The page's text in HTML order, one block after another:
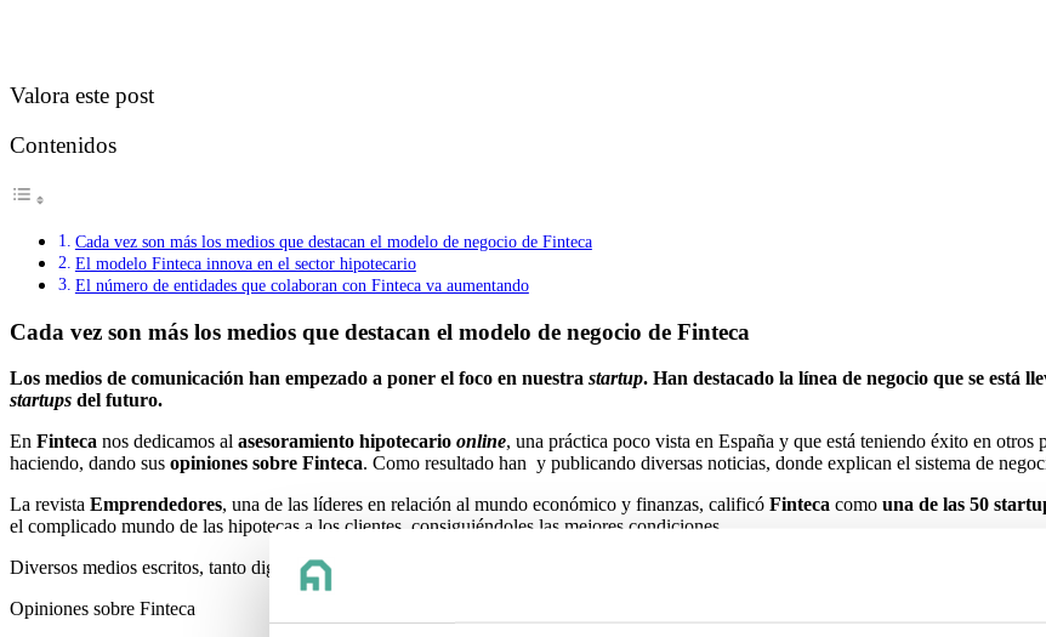
Valora este post
Contenidos
Cada vez son más los medios que destacan el modelo de negocio de Finteca
El modelo Finteca innova en el sector hipotecario
El número de entidades que colaboran con Finteca va aumentando
Cada vez son más los medios que destacan el modelo de negocio de Finteca
Los medios de comunicación han empezado a poner el foco en nuestra startup. Han destacado la línea de negocio que se está
startups del futuro.
En Finteca nos dedicamos al asesoramiento hipotecario online, una práctica poco vista en España y que está teniendo éxito en otros
haciendo, dando sus opiniones sobre Finteca. Como resultado han y publicando diversas noticias, donde explican el sistema de
La revista Emprendedores, una de las líderes en relación al mundo económico y finanzas, calificó Finteca como una de las 50
el complicado mundo de las hipotecas a los clientes, consiguiéndoles las mejores condiciones.
Diversos medios escritos, tanto digitales como en papel, han publicado algún artículo relacionado con nosotros.
Opiniones sobre Finteca